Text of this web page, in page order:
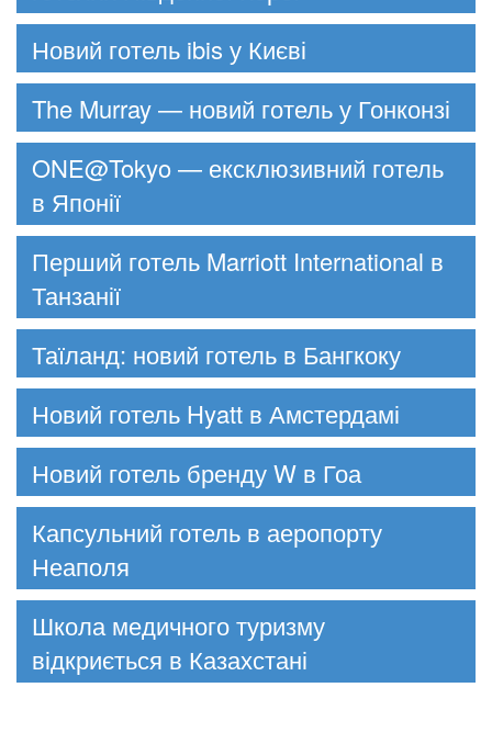
Новий готель ibis у Києві
The Murray — новий готель у Гонконзі
ONE@Tokyo — ексклюзивний готель
в Японії
Перший готель Marriott International в
Танзанії
Таїланд: новий готель в Бангкоку
Новий готель Hyatt в Амстердамі
Новий готель бренду W в Гоа
Капсульний готель в аеропорту
Неаполя
Школа медичного туризму
відкриється в Казахстані